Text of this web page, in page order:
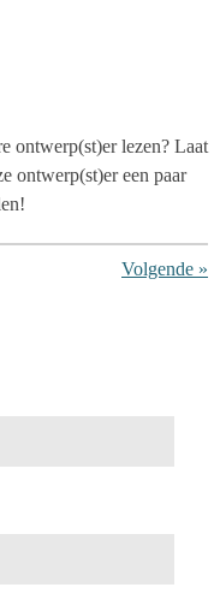
ontwerp(st)er lezen? Laat
ontwerp(st)er een paar
Volgende »